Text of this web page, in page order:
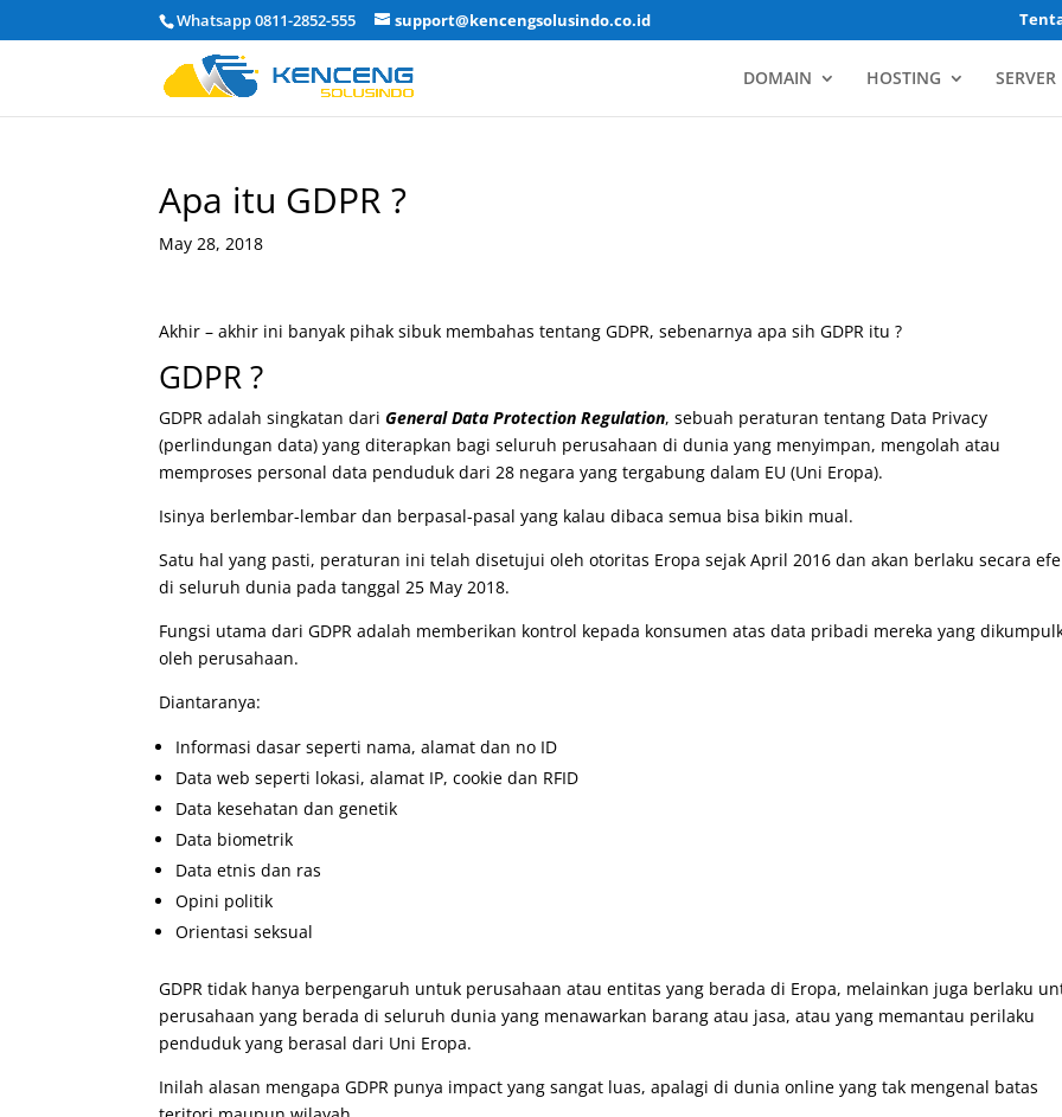
Whatsapp 0811-2852-555 support@kencengsolusindo.co.id
DOMAIN HOSTING SERVER
Apa itu GDPR ?
May 28, 2018
Akhir – akhir ini banyak pihak sibuk membahas tentang GDPR, sebenarnya apa sih GDPR itu ?
GDPR ?
GDPR adalah singkatan dariGeneral Data Protection Regulation, sebuah peraturan tentang Data Privacy
(perlindungan data) yang diterapkan bagi seluruh perusahaan di dunia yang menyimpan, mengolah atau
memproses personal data penduduk dari 28 negara yang tergabung dalam EU (Uni Eropa).
Isinya berlembar-lembar dan berpasal-pasal yang kalau dibaca semua bisa bikin mual.
Satu hal yang pasti, peraturan ini telah disetujui oleh otoritas Eropa sejak April 2016 dan akan berlaku secara
di seluruh dunia pada tanggal 25 May 2018.
Fungsi utama dari GDPR adalah memberikan kontrol kepada konsumen atas data pribadi mereka yang
oleh perusahaan.
Diantaranya:
Informasi dasar seperti nama, alamat dan no ID
Data web seperti lokasi, alamat IP, cookie dan RFID
Data kesehatan dan genetik
Data biometrik
Data etnis dan ras
Opini politik
Orientasi seksual
GDPR tidak hanya berpengaruh untuk perusahaan atau entitas yang berada di Eropa, melainkan juga berlaku
perusahaan yang berada di seluruh dunia yang menawarkan barang atau jasa, atau yang memantau perilaku
penduduk yang berasal dari Uni Eropa.
Inilah alasan mengapa GDPR punya impact yang sangat luas, apalagi di dunia online yang tak mengenal batas